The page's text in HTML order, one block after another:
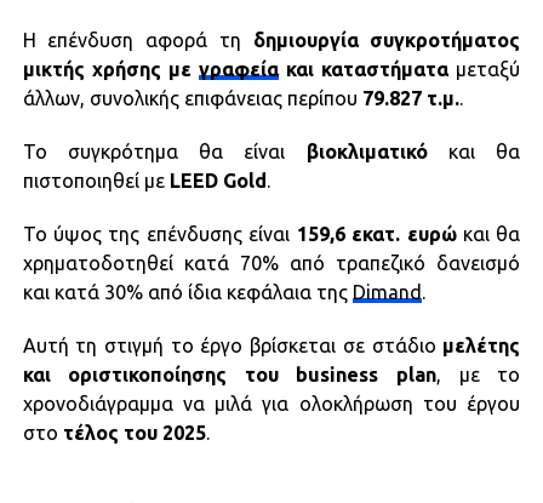
Η επένδυση αφορά τη δημιουργία συγκροτήματος
μικτής χρήσης με γραφείακαι καταστήματαμεταξύ
άλλων, συνολικής επιφάνειας περίπου 79.827 τ.μ..
Το συγκρότημα θα είναι βιοκλιματικόκαι θα
πιστοποιηθεί με LEED Gold.
Το ύψος της επένδυσης είναι 159,6 εκατ. ευρώκαι θα
χρηματοδοτηθεί κατά 70% από τραπεζικό δανεισμό
και κατά 30% από ίδια κεφάλαια της Dimand .
Αυτή τη στιγμή το έργο βρίσκεται σε στάδιο μελέτης
και οριστικοποίησης του business plan, με το
χρονοδιάγραμμα να μιλά για ολοκλήρωση του έργου
στο τέλος του 2025.